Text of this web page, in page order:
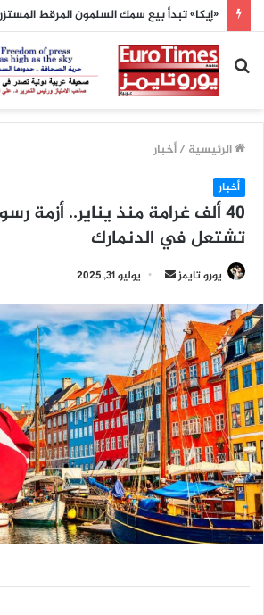
بحث
عن
الرئيسية /أخبار
أخبار
40 ألف غرامة منذ يناير.. أزمة
تشتعل في الدنمارك
يورو تايمز
أرسل
إلكترونيا
يوليو 31, 2025